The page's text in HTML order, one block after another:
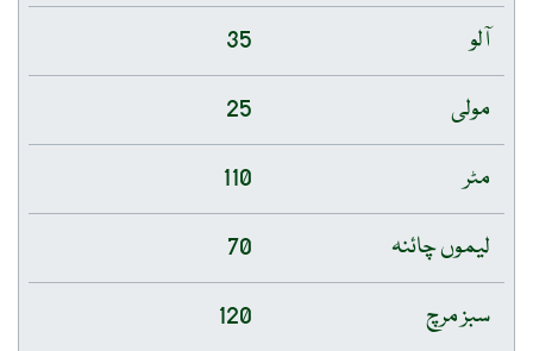
آلو
35
مولی
25
مٹر
110
لیموں چائنہ
70
سبز مرچ
120